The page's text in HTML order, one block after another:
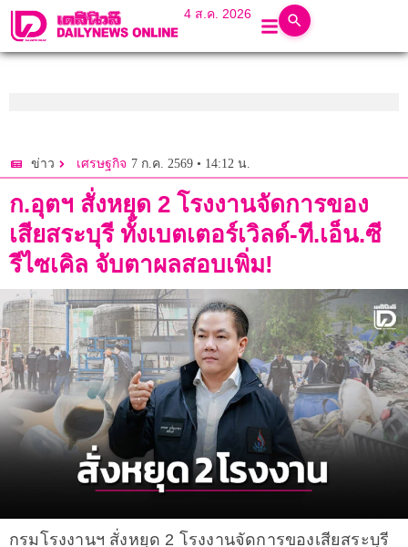
4 ส.ค. 2026
ข่าว เศรษฐกิจ 7 ก.ค. 2569 • 14:12 น.
ก.อุตฯ สั่งหยุด 2 โรงงานจัดการของ
เสียสระบุรี ทั้งเบตเตอร์เวิลด์-ที.เอ็น.ซี
รีไซเคิล จับตาผลสอบเพิ่ม!
กรมโรงงานฯ สั่งหยุด 2 โรงงานจัดการของเสียสระบุรี